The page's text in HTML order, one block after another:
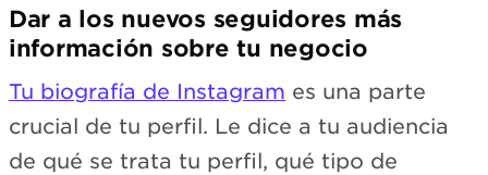
Dar a los nuevos seguidores más
información sobre tu negocio
Tu biografía de Instagram es una parte
crucial de tu perfil. Le dice a tu audiencia
de qué se trata tu perfil, qué tipo de